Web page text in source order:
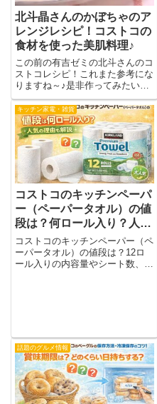
北斗晶さんのかぼちゃのア
レンジレシピ！コストコの
食材を使った美肌料理♪
この前の有吉ゼミの北斗さんのコ
ストコレシピ！これまた参考にな
りますね～♪是非作ってみたいレ
シピばかりでした。＾＾それで、
いつ作るか分からないけど、とり
あえずメモっておいたので、保存
しておきます。今回は、美肌のか
ぼちゃのレシピが多かったんで
す...
キッチン家電・雑貨
コストコのキッチンペーパ
ー（ペーパータオル）の値
段は？何ロール入り？人気
の理由も解説
コストコのキッチンペーパー（ペ
ーパータオル）の値段は？12ロ
ール入りの内容量やシート数、人
話題のグルメ情報